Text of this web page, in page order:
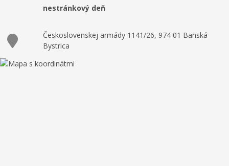
nestránkový deň
Československej armády 1141/26, 974 01 Banská
Bystrica